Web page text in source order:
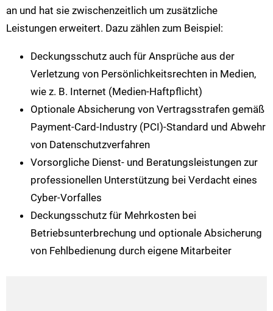
an und hat sie zwischenzeitlich um zusätzliche
Leistungen erweitert. Dazu zählen zum Beispiel:
Deckungsschutz auch für Ansprüche aus der
Verletzung von Persönlichkeitsrechten in Medien,
wie z. B. Internet (Medien-Haftpflicht)
Optionale Absicherung von Vertragsstrafen gemäß
Payment-Card-Industry (PCI)-Standard und Abwehr
von Datenschutzverfahren
Vorsorgliche Dienst- und Beratungsleistungen zur
professionellen Unterstützung bei Verdacht eines
Cyber-Vorfalles
Deckungsschutz für Mehrkosten bei
Betriebsunterbrechung und optionale Absicherung
von Fehlbedienung durch eigene Mitarbeiter